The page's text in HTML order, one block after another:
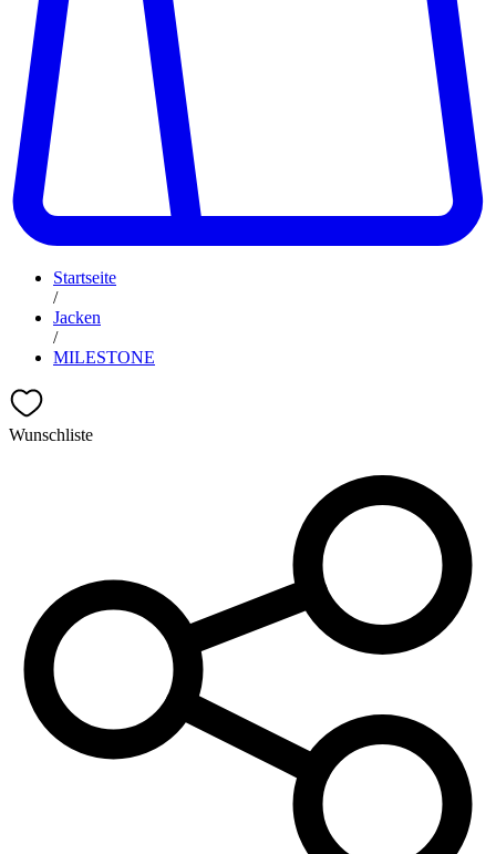
Startseite
/
Jacken
/
MILESTONE
Wunschliste